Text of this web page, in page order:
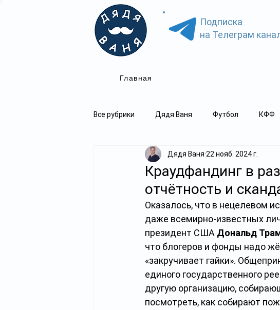
Подписка
на Телеграм
Главная
Все рубрики Дядя Ваня Футбол КФФ
Краудфандинг в
отчётность и
Дядя Ваня 22 нояб. 2024 г.
Оказалось, что в нецелевом
даже всемирно-известных
президент США Дональд
что блогеров и фонды надо
«закручивает гайки».
единого государственного
другую организацию,
посмотреть, как собирают